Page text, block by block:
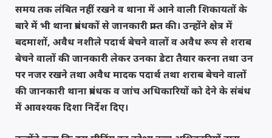
समय तक लंबित नहीं रखने व थाना में आने वाली शिकायतों के
बारे में भी थाना प्रबंधकों से जानकारी प्राप्त की। उन्होंने क्षेत्र में
बदमाशों, अवैध नशीले पदार्थ बेचने वालों व अवैध रूप से शराब
बेचने वालों की जानकारी लेकर उनका डेटा तैयार करना तथा उन
पर नजर रखने तथा अवैध मादक पदार्थ तथा शराब बेचने वालों
की जानकारी थाना प्रबंधक व जांच अधिकारियों को देने के संबंध
में आवश्यक दिशा निर्देश दिए।